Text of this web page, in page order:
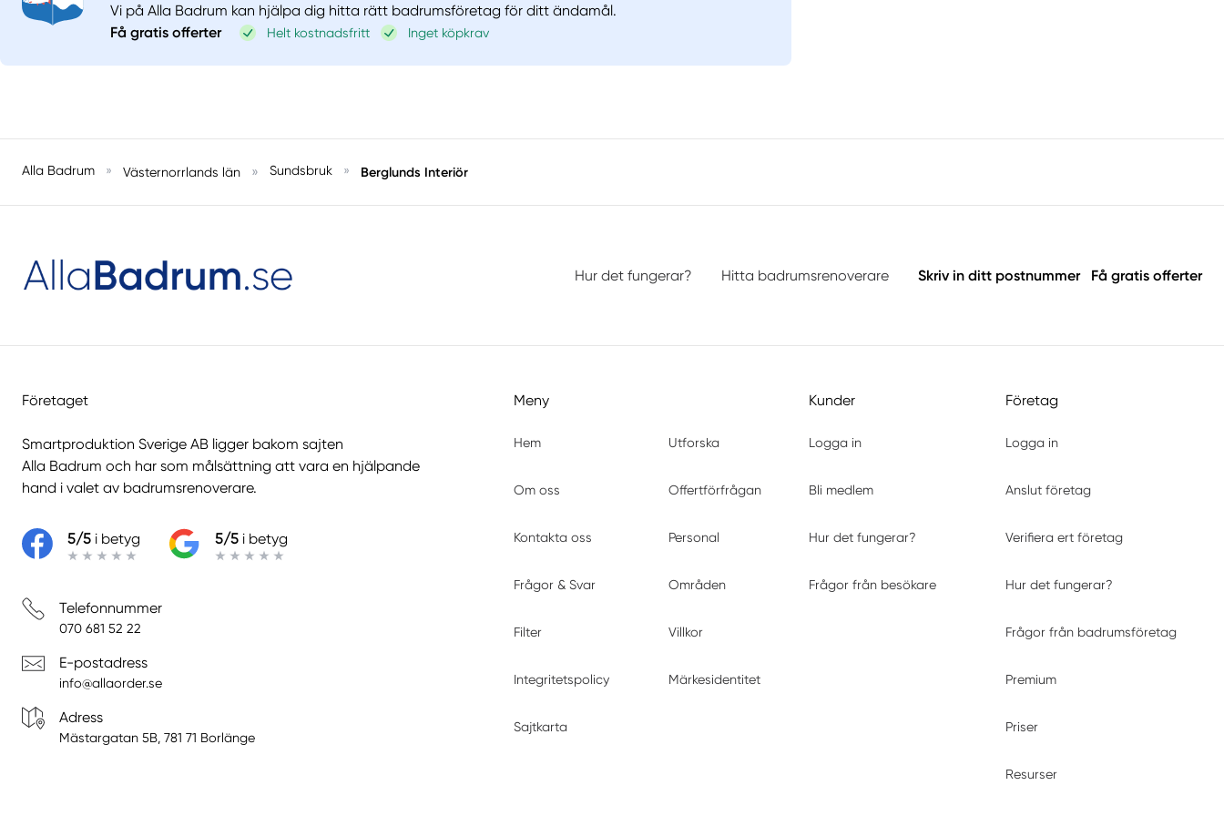
Vi på Alla Badrum kan hjälpa dig hitta rätt badrumsföretag för ditt ändamål.
Få gratis offerter
Helt kostnadsfritt Inget köpkrav
Alla Badrum » Västernorrlands län » Sundsbruk » Berglunds Interiör
Hur det fungerar? Hitta badrumsrenoverare Skriv in ditt postnummer Få gratis offerter
Företaget
Smartproduktion Sverige AB ligger bakom sajten
Alla Badrum och har som målsättning att vara en hjälpande
hand i valet av badrumsrenoverare.
5/5 i betyg 5/5 i betyg
Telefonnummer
070 681 52 22
E-postadress
info@allaorder.se
Adress
Mästargatan 5B, 781 71 Borlänge
Meny
Hem Utforska
Om oss Offertförfrågan
Kontakta oss Personal
Frågor & Svar Områden
Filter Villkor
Integritetspolicy Märkesidentitet
Sajtkarta
Kunder
Logga in
Bli medlem
Hur det fungerar?
Frågor från besökare
Företag
Logga in
Anslut företag
Verifiera ert företag
Hur det fungerar?
Frågor från badrumsföretag
Premium
Priser
Resurser